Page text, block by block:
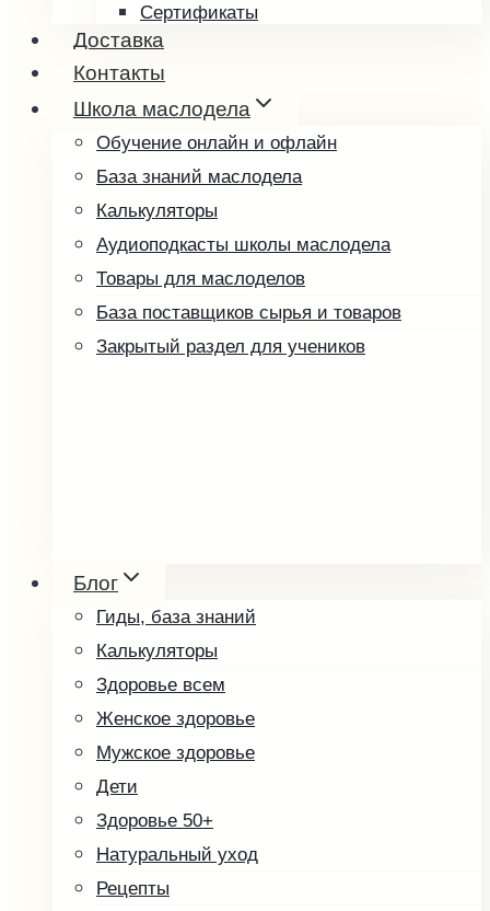
Подарочные наборы
Подарочные карты
Выбрать подарочную карту
Проверить баланс
Косметика
Упаковка и оформление
Другие товары
Скоро в продаже
Кофе зелёный
Малины косточка
Сертификаты
Возврат и обмен товара
Доставка
Контакты
Школа маслодела
Обучение онлайн и офлайн
База знаний маслодела
Калькуляторы
Аудиоподкасты школы маслодела
Товары для маслоделов
База поставщиков сырья и товаров
Закрытый раздел для учеников
Блог
Гиды, база знаний
Калькуляторы
Здоровье всем
Женское здоровье
Мужское здоровье
Дети
Здоровье 50+
Натуральный уход
Рецепты